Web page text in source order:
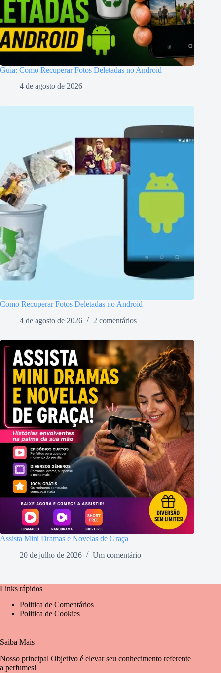
Guia: Como Recuperar Fotos Deletadas no Android
4 de agosto de 2026
Como Recuperar Fotos Deletadas no Android
4 de agosto de 2026
2 comentários
Assista Mini Dramas e Novelas de Graça
20 de julho de 2026
Um comentário
Links rápidos
Politica de Comentários
Politica de Cookies
Saiba Mais
Nosso principal Objetivo é elevar seu conhecimento referente
a perfumes!